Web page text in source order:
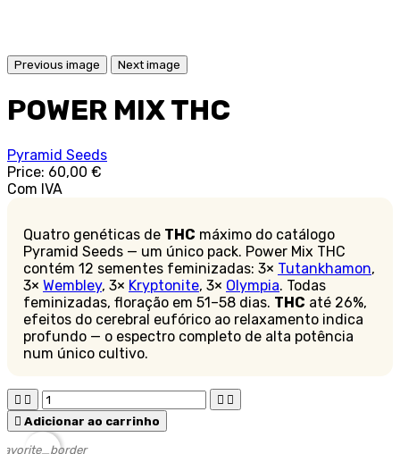
Previous image Next image
POWER MIX THC
Pyramid Seeds
Price: 60,00 €
Com IVA
Quatro genéticas de THC máximo do catálogo
Pyramid Seeds — um único pack. Power Mix THC
contém 12 sementes feminizadas: 3× Tutankhamon,
3× Wembley, 3× Kryptonite, 3× Olympia. Todas
feminizadas, floração em 51–58 dias. THC até 26%,
efeitos do cerebral eufórico ao relaxamento indica
profundo — o espectro completo de alta potência
num único cultivo.
   
 Adicionar ao carrinho
favorite_border